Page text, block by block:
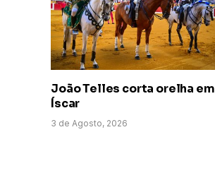
João Telles corta orelha em
Íscar
3 de Agosto, 2026